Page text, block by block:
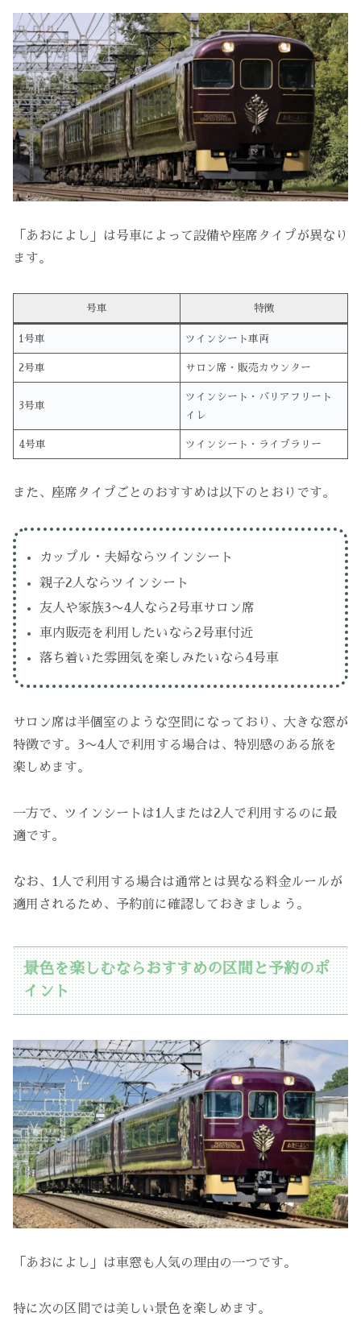
「あおによし」は号車によって設備や座席タイプが異なり
ます。
号車 特徴
1号車 ツインシート車両
2号車 サロン席・販売カウンター
3号車
ツインシート・バリアフリート
イレ
4号車 ツインシート・ライブラリー
また、座席タイプごとのおすすめは以下のとおりです。
カップル・夫婦ならツインシート
親子2人ならツインシート
友人や家族3〜4人なら2号車サロン席
車内販売を利用したいなら2号車付近
落ち着いた雰囲気を楽しみたいなら4号車
サロン席は半個室のような空間になっており、大きな窓が
特徴です。3〜4人で利用する場合は、特別感のある旅を
楽しめます。
一方で、ツインシートは1人または2人で利用するのに最
適です。
なお、1人で利用する場合は通常とは異なる料金ルールが
適用されるため、予約前に確認しておきましょう。
景色を楽しむならおすすめの区間と予約のポ
イント
「あおによし」は車窓も人気の理由の一つです。
特に次の区間では美しい景色を楽しめます。